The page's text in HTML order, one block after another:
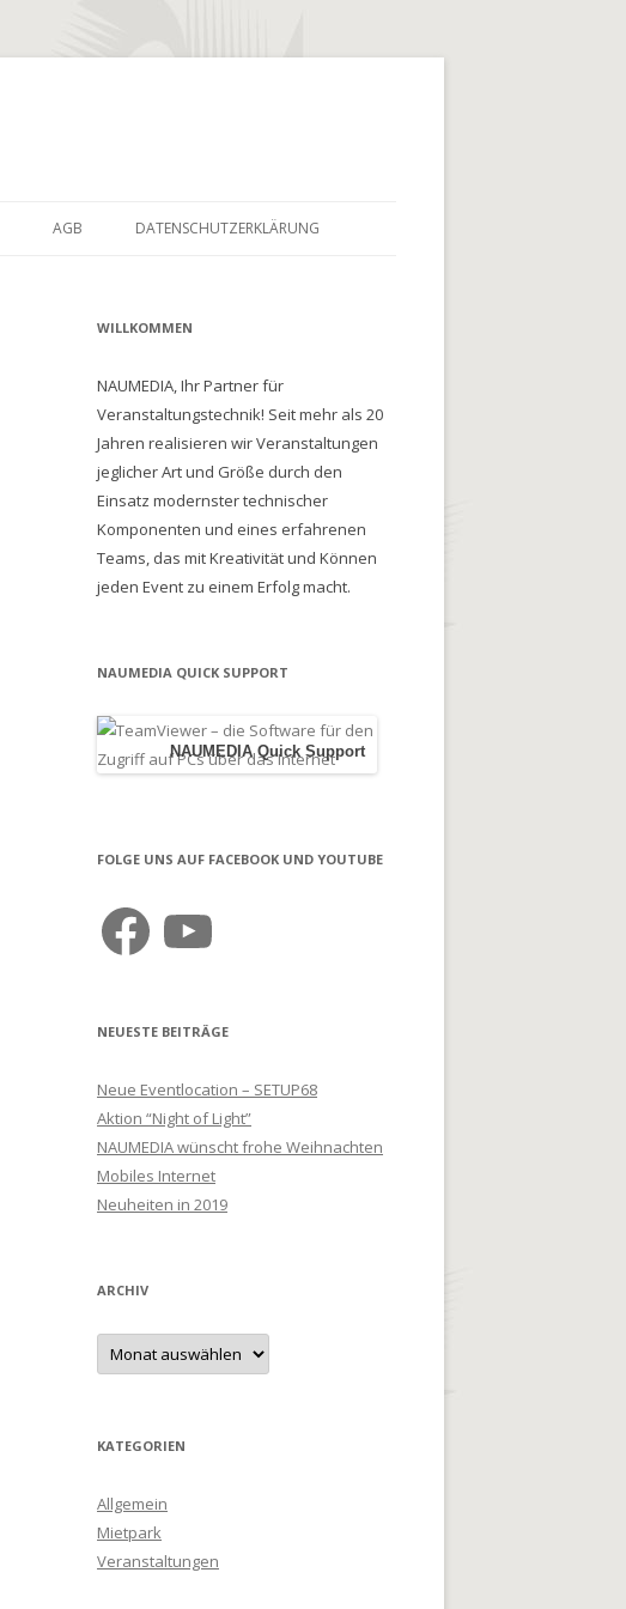
AGB DATENSCHUTZERKLÄRUNG
WILLKOMMEN
NAUMEDIA, Ihr Partner für
Veranstaltungstechnik! Seit mehr als 20
Jahren realisieren wir Veranstaltungen
jeglicher Art und Größe durch den
Einsatz modernster technischer
Komponenten und eines erfahrenen
Teams, das mit Kreativität und Können
jeden Event zu einem Erfolg macht.
NAUMEDIA QUICK SUPPORT
NAUMEDIA Quick Support
FOLGE UNS AUF FACEBOOK UND YOUTUBE
FacebookYouTube
NEUESTE BEITRÄGE
Neue Eventlocation – SETUP68
Aktion “Night of Light”
NAUMEDIA wünscht frohe Weihnachten
Mobiles Internet
Neuheiten in 2019
ARCHIV
Archiv
KATEGORIEN
Allgemein
Mietpark
Veranstaltungen